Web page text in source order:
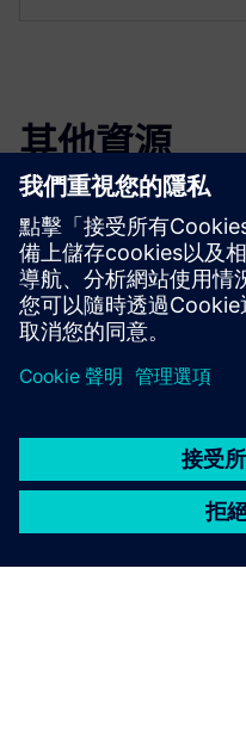
其他資源
技術文件
技術文件 |IO 和 200 巴智